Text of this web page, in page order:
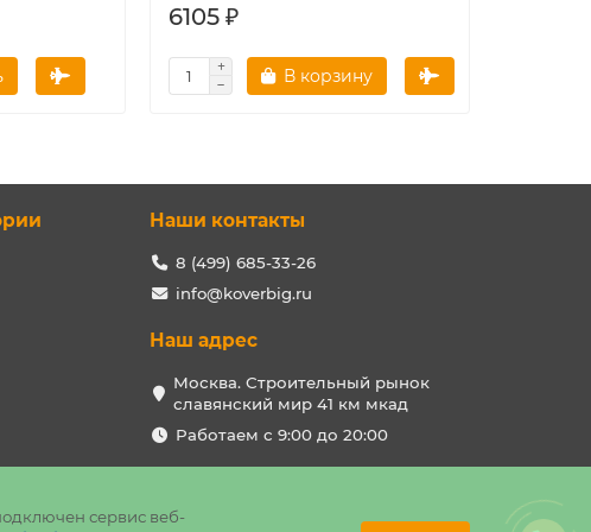
6105 ₽
В корзину
сервис веб-
Наши контакты
8 (499) 685-33-26
info@koverbig.ru
Наш адрес
Москва. Строительный рынок
славянский мир 41 км мкад
Работаем с 9:00 до 20:00